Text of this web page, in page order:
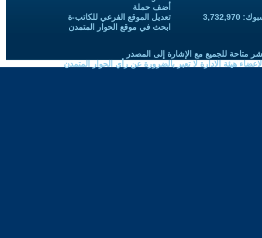
أضف حملة
تعديل الموقع الفرعي للكاتب-ة
ابحث في موقع الحوار المتمدن
متاحة للجميع مع الإشارة إلى المصدر
هيئة الادارة لا تعبر بالضرورة عن رأي الحوار المتمدن